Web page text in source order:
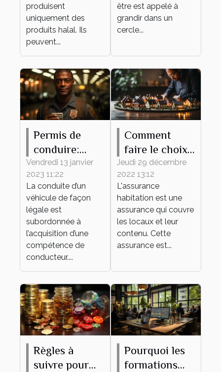
produisent
uniquement des
produits halal. Ils
peuvent...
être est appelé à
grandir dans un
cercle...
Permis de
conduire:
pourquoi
l'obtenir ?
Vendredi 13 janvier
2023 11:22
La conduite d’un
véhicule de façon
légale est
subordonnée à
l’acquisition d’une
compétence de
conducteur....
Comment
faire le choix
d'une bonne
assurance
habitation ?
Jeudi 29 décembre
2022 13:12
L'assurance
habitation est une
assurance qui couvre
les locaux et leur
contenu. Cette
assurance est...
Règles à
suivre pour
Pourquoi les
formations